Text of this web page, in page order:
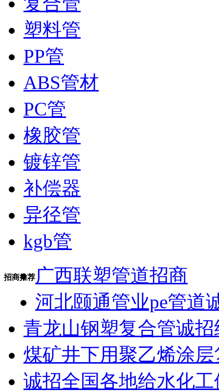
塑料管
PP管
ABS管材
PC管
橡胶管
镀锌管
补偿器
异径管
kgb管
招商推荐 广西联塑管道招商
河北颐通管业pe管道
青龙山钢塑复合管诚
煤矿井下用聚乙烯涂
诚招全国各地给水化